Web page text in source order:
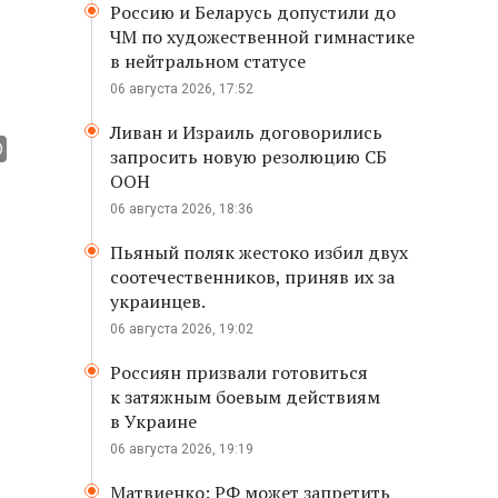
Россию и Беларусь допустили до
ЧМ по художественной гимнастике
в нейтральном статусе
06 августа 2026, 17:52
Ливан и Израиль договорились
запросить новую резолюцию СБ
ООН
06 августа 2026, 18:36
Пьяный поляк жестоко избил двух
соотечественников, приняв их за
украинцев.
06 августа 2026, 19:02
Россиян призвали готовиться
к затяжным боевым действиям
в Украине
06 августа 2026, 19:19
Матвиенко: РФ может запретить